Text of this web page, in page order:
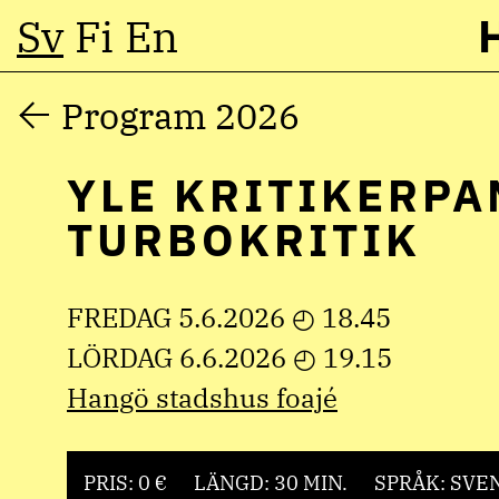
Hoppa
innehåll
Sv Fi En
Program 2026
YLE
TURBOKRITIK
FREDAG 5.6.2026 ◴ 18.45
LÖRDAG 6.6.2026 ◴ 19.15
Hangö stadshus foajé
PRIS: 0 € LÄNGD: 30 MIN. SPRÅK: